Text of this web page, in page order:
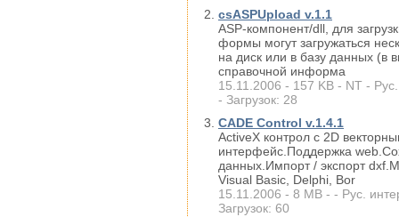
csASPUpload v.1.1
ASP-компонент/dll, для
формы могут загружаться
на диск или в базу данных (в
справочной информа
15.11.2006 - 157 KB - NT -
- Загрузок: 28
CADE Control v.1.4.1
ActiveX контрол с 2D
интерфейс.Поддержка
данных.Импорт / экспорт
Visual Basic, Delphi, Bor
15.11.2006 - 8 MB - - Рус.
Загрузок: 60